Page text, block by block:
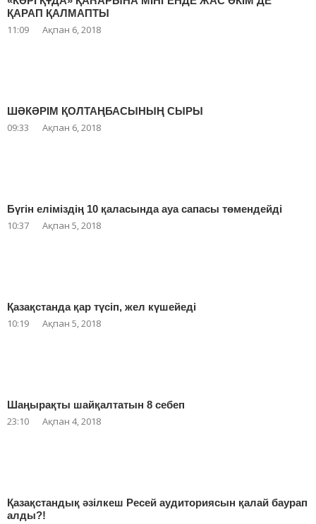
ҚАРАП ҚАЛМАПТЫ
11:09 Ақпан 6, 2018
ШӘКӘРІМ ҚОЛТАҢБАСЫНЫҢ СЫРЫ
09:33 Ақпан 6, 2018
Бүгін еліміздің 10 қаласында ауа сапасы төмендейді
10:37 Ақпан 5, 2018
Қазақстанда қар түсіп, жел күшейеді
10:19 Ақпан 5, 2018
Шаңырақты шайқалтатын 8 себеп
23:10 Ақпан 4, 2018
Қазақстандық әзілкеш Ресей аудиториясын қалай баурап
алды?!